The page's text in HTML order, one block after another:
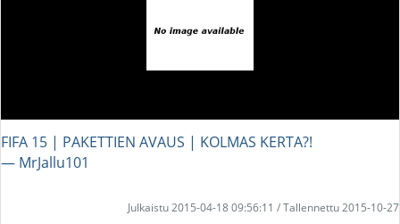
FIFA 15 | PAKETTIEN AVAUS | KOLMAS KERTA?!
― MrJallu101
Julkaistu 2015-04-18 09:56:11 / Tallennettu 2015-10-27